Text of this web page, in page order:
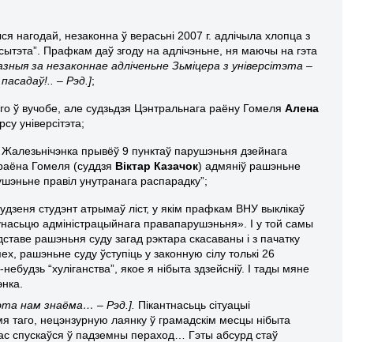
нагодай, незаконна ў верасьні 2007 г. адлічыла хлопца з
Прафкам даў згоду на адлічэньне, ня маючы на гэта
за незаконнае адліченьне Зьміцера з універсітэта –
пасадаў!.. – Рэд.];
ў вучобе, але судзьдзя Цэнтральнага раёну ГомеляАлена
універсітэта;
прывёў 9 пунктаў парушэньня дзейнага
Гомеля (суддзя Віктар Казачок) адмяніў рашэньне
правіл унутранага распарадку”;
студэнт атрымаў ліст, у якім прафкам ВНУ выклікаў
адміністрацыйнага правапарушэньня». І у той самы
рашэньня суду загад рэктара скасаваны і з пачатку
рашэньне суду ўступіць у законную сілу толькі 26
небудзь“хуліганства” , якое я нібыта здзейсніў. І тады мяне
нам знаёма… – Рэд.]. Пікантнасьць сітуацыі
таго, нецэнзурную лаянку ў грамадскім месцы нібыта
спускаўся ў падземны пераход… Гэты абсурд стаў